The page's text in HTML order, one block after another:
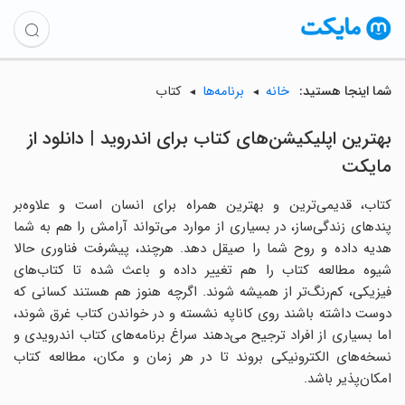
شما اینجا هستید: خانه برنامه‌ها کتاب
بهترین اپلیکیشن‌های کتاب برای اندروید | دانلود از
مایکت
کتاب، قدیمی‌ترین و بهترین همراه برای انسان است و علاوه‌بر
پندهای زندگی‌ساز، در بسیاری از موارد می‌تواند آرامش را هم به شما
هدیه داده و روح شما را صیقل دهد. هرچند، پیشرفت فناوری حالا
شیوه مطالعه کتاب را هم تغییر داده و باعث شده تا کتاب‌های
فیزیکی، کم‌رنگ‌تر از همیشه شوند. اگرچه هنوز هم هستند کسانی که
دوست داشته باشند روی کاناپه نشسته و در خواندن کتاب غرق شوند،
اما بسیاری از افراد ترجیح می‌دهند سراغ برنامه‌های کتاب اندرویدی و
نسخه‌های الکترونیکی بروند تا در هر زمان و مکان، مطالعه کتاب
امکان‌پذیر باشد.